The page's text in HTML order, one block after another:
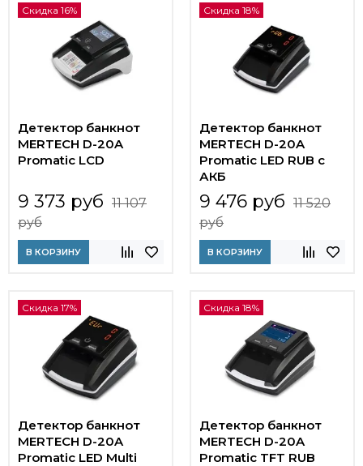
Скидка 16%
Детектор банкнот
MERTECH D-20A
Promatic LCD
9 373 руб 11 107
руб
В КОРЗИНУ
Скидка 18%
Детектор банкнот
MERTECH D-20A
Promatic LED RUB c
АКБ
9 476 руб 11 520
руб
В КОРЗИНУ
Скидка 17%
Детектор банкнот
MERTECH D-20A
Promatic LED Multi
Скидка 18%
Детектор банкнот
MERTECH D-20A
Promatic TFT RUB